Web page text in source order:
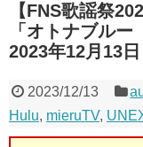
【FNS歌謡祭
「オトナブル
2023年12月13
2023/12/13
Hulu, mieruTV,